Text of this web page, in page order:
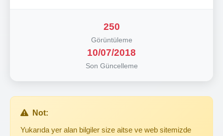
250
Görüntüleme
10/07/2018
Son Güncelleme
Not:
Yukarıda yer alan bilgiler size aitse ve web sitemizde